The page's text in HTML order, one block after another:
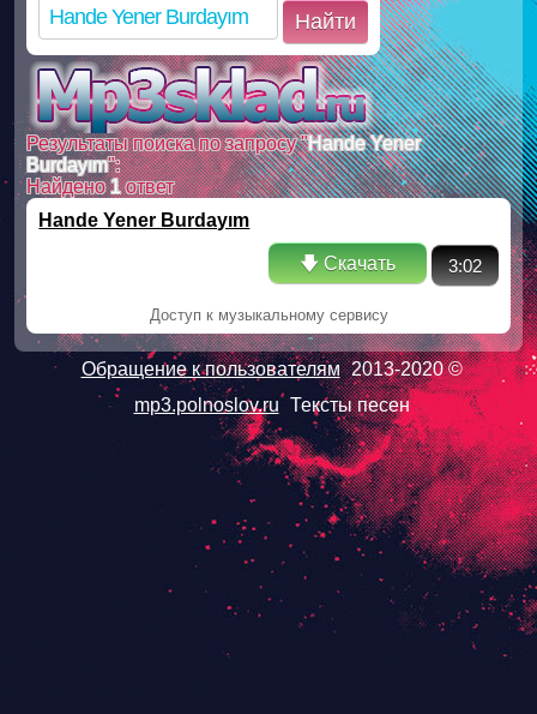
Найти
Результаты поиска по запросу "Hande Yener
Burdayım":
Найдено1ответ
Hande Yener Burdayım
🡇 Скачать 3:02
Доступ к музыкальному сервису
Обращение к пользователям 2013-2020 ©
mp3.polnoslov.ru Тексты песен